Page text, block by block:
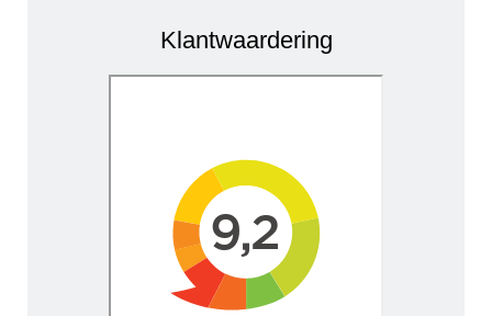
Klantwaardering